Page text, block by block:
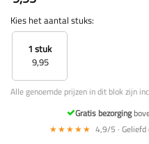
Kies het aantal stuks:
1 stuk
9,95
Alle genoemde prijzen in dit blok zijn
Gratis bezorging
★★★★★ 4,9/5 ·